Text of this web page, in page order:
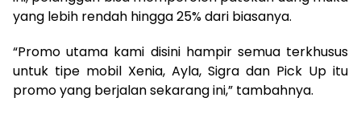
yang lebih rendah hingga 25% dari biasanya.
“Promo utama kami disini hampir semua terkhusus
untuk tipe mobil Xenia, Ayla, Sigra dan Pick Up itu
promo yang berjalan sekarang ini,” tambahnya.